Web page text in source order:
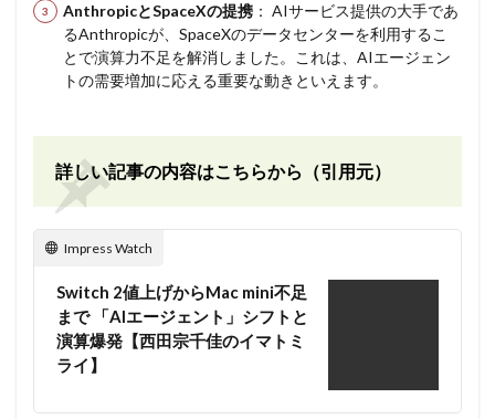
AnthropicとSpaceXの提携 ： AIサービス提供の大手であ
るAnthropicが、SpaceXのデータセンターを利用するこ
とで演算力不足を解消しました。これは、AIエージェン
トの需要増加に応える重要な動きといえます。
詳しい記事の内容はこちらから（引用元）
Impress Watch
Switch 2値上げからMac mini不足
まで 「AIエージェント」シフトと
演算爆発【西田宗千佳のイマトミ
ライ】